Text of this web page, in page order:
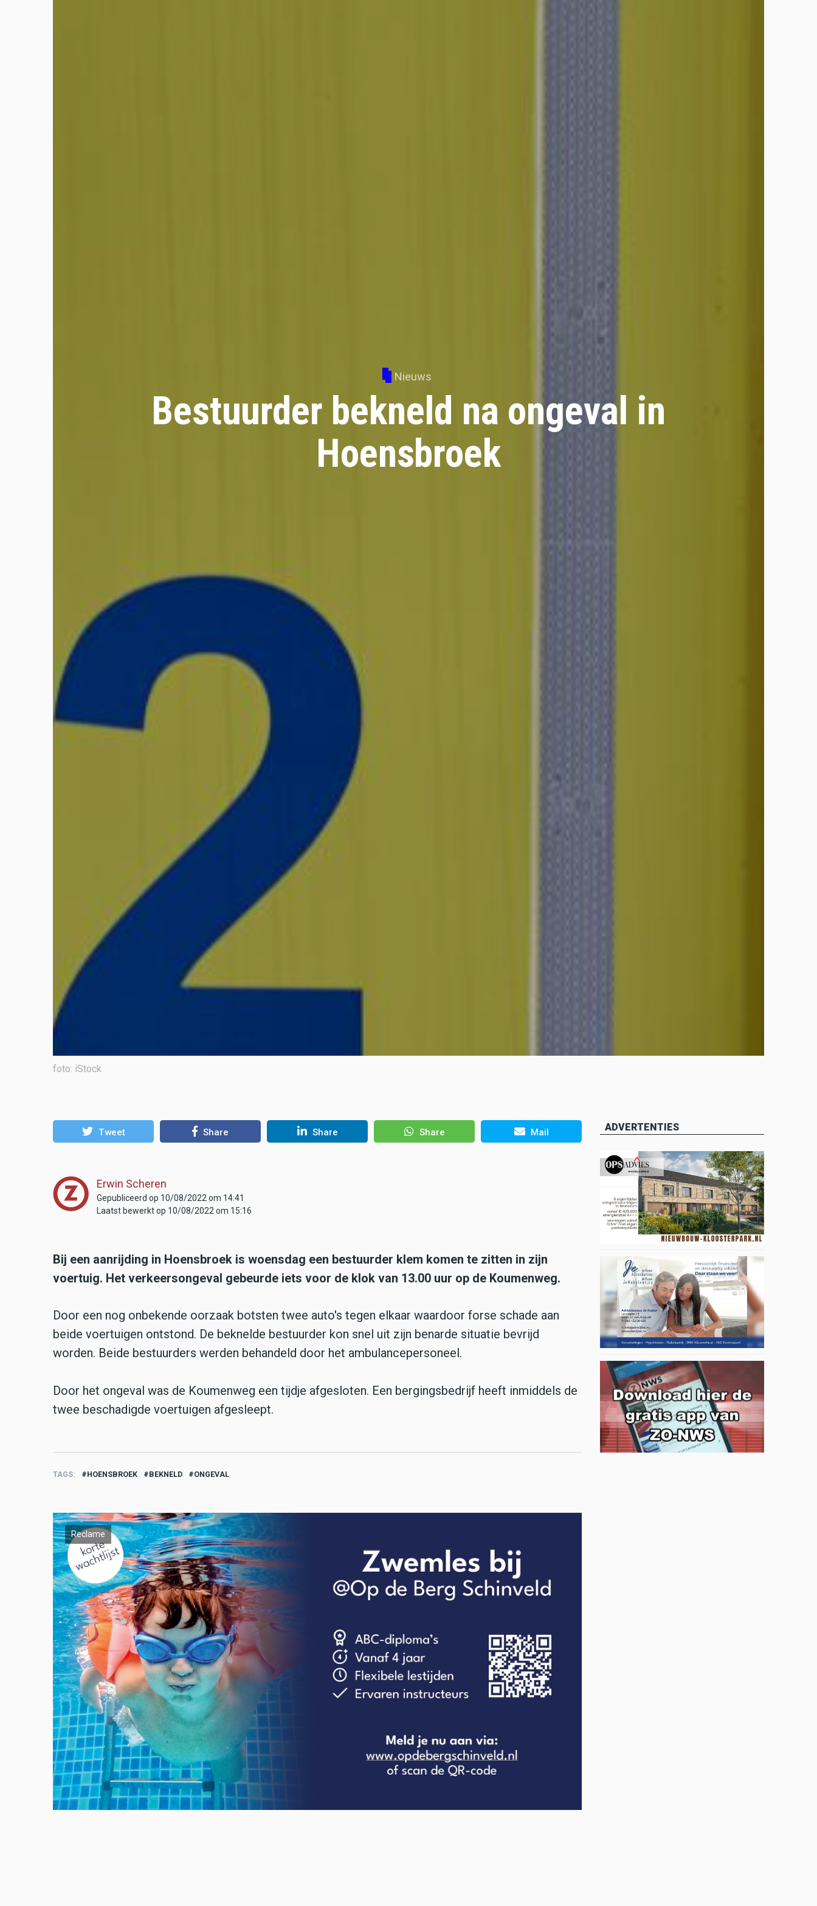
Nieuws
Bestuurder bekneld na ongeval in
Hoensbroek
foto: iStock
Tweet Share Share Share Mail
Erwin Scheren
Gepubliceerd op 10/08/2022 om 14:41
Laatst bewerkt op 10/08/2022 om 15:16
Bij een aanrijding in Hoensbroek is woensdag een bestuurder klem komen te zitten in zijn
voertuig. Het verkeersongeval gebeurde iets voor de klok van 13.00 uur op de Koumenweg.
Door een nog onbekende oorzaak botsten twee auto's tegen elkaar waardoor forse schade aan
beide voertuigen ontstond. De beknelde bestuurder kon snel uit zijn benarde situatie bevrijd
worden. Beide bestuurders werden behandeld door het ambulancepersoneel.
Door het ongeval was de Koumenweg een tijdje afgesloten. Een bergingsbedrijf heeft inmiddels de
twee beschadigde voertuigen afgesleept.
TAGS HOENSBROEK BEKNELD ONGEVAL
Reclame
ADVERTENTIES